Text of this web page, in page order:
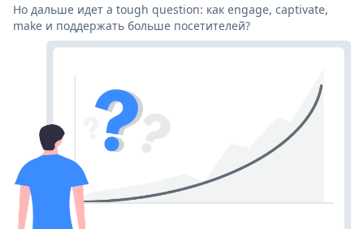
Но дальше идет a tough question: как engage, captivate,
make и поддержать больше посетителей?